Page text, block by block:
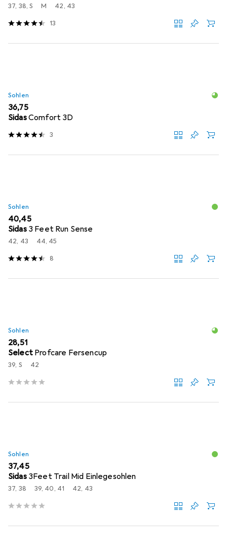
37, 38, S M 42, 43
13
Sohlen
EUR
36,75
SidasComfort 3D
3
Sohlen
EUR
40,45
Sidas 3 Feet Run Sense
42, 43 44, 45
8
Sohlen
EUR
28,51
Select Profcare Fersencup
39, S 42
Sohlen
EUR
37,45
Sidas 3Feet Trail Mid Einlegesohlen
37, 38 39, 40, 41 42, 43